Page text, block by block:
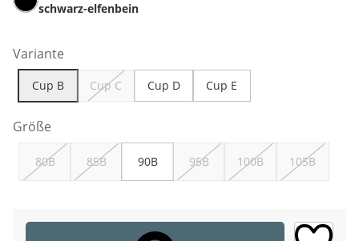
schwarz-elfenbein
Variante
Cup B Cup C Cup D Cup E
Größe
80B 85B 90B 95B 100B 105B